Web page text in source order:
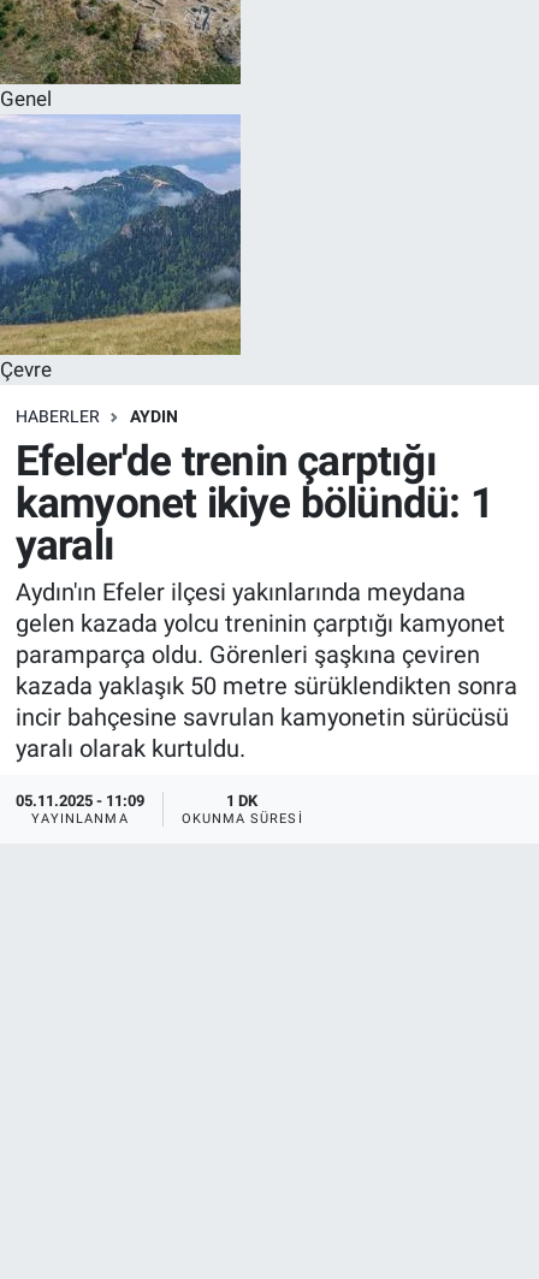
Genel
Çevre
HABERLER AYDIN
Efeler'de trenin çarptığı
kamyonet ikiye bölündü: 1
yaralı
Aydın'ın Efeler ilçesi yakınlarında meydana
gelen kazada yolcu treninin çarptığı kamyonet
paramparça oldu. Görenleri şaşkına çeviren
kazada yaklaşık 50 metre sürüklendikten sonra
incir bahçesine savrulan kamyonetin sürücüsü
yaralı olarak kurtuldu.
05.11.2025 - 11:09
YAYINLANMA
1 DK
OKUNMA SÜRESI